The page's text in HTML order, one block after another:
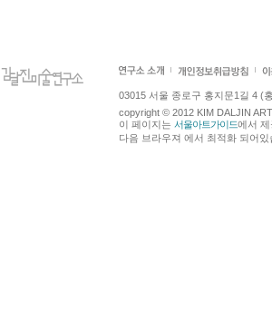
03015 서울 종로구 홍지문1길 4 (
copyright © 2012 KIM DALJIN
이 페이지는 서울아트가이드에서
다음 브라우져 에서 최적화 되어